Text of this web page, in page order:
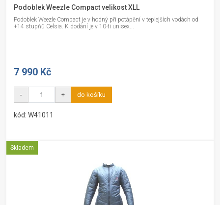
Podoblek Weezle Compact velikost XLL
Podoblek Weezle Compact je v hodný při potápění v teplejších vodách od
+14 stupňů Celsia. K dodání je v 10-ti unisex...
7 990 Kč
- + do košíku
kód: W41011
Skladem